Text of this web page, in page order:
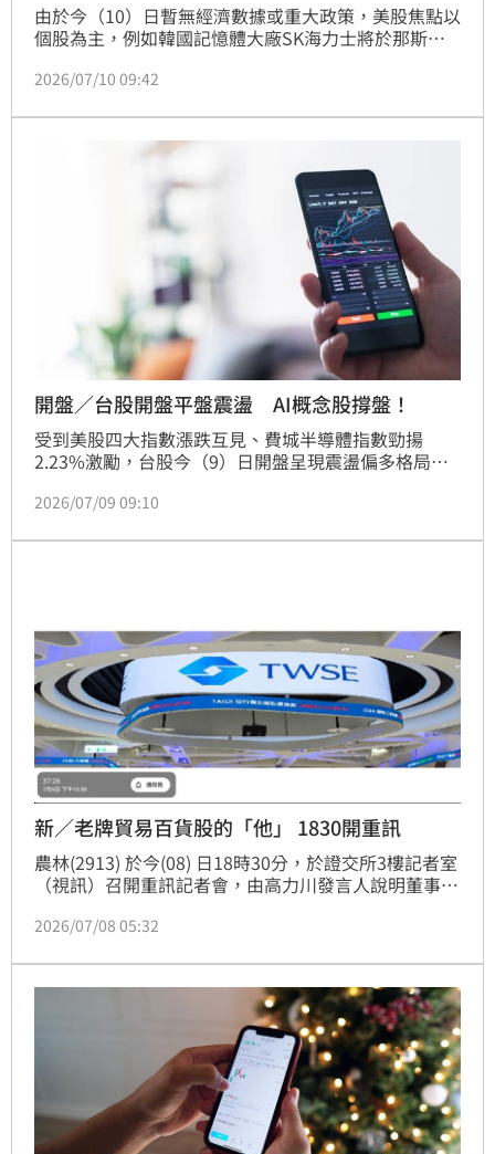
由於今（10）日暫無經濟數據或重大政策，美股焦點以
個股為主，例如韓國記憶體大廠SK海力士將於那斯達
代號SKHYV；還有Meta宣布推出新的AI模型，又被爆
稿時間SK海力士股價尚未揭曉，不過費城半導體指數
一度有140點左右的跌勢。
2026/07/10 09:42
開盤／台股開盤平盤震盪 AI概念股撐盤！
受到美股四大指數漲跌互見、費城半導體指數勁揚
2.23%激勵，台股今（9）日開盤呈現震盪偏多格局，
股、中小型電子股買盤支撐下，加權指數早盤上漲
漲1.44%，顯示資金持續流向中小型成長股。
2026/07/09 09:10
新／老牌貿易百貨股的「他」 1830開重訊
農林(2913) 於今(08) 日18時30分，於證交所3樓記者室
（視訊）召開重訊記者會，由高力川發言人說明董事會
2026/07/08 05:32